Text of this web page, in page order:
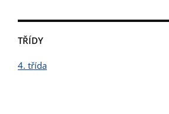
TŘÍDY
4. třída